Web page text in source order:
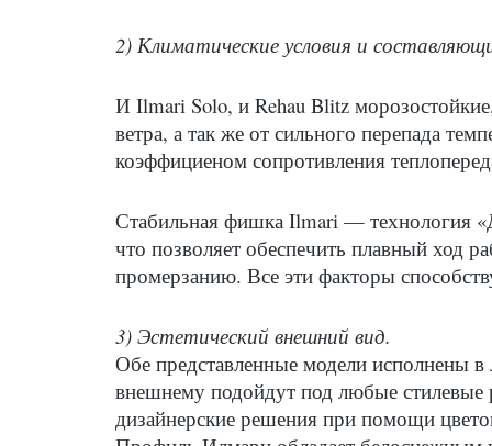
2) Климатические условия и
И Ilmari Solo, и Rehau Blitz
ветра, а так же от сильного перепада
коэффициеном сопротивления
Стабильная фишка Ilmari — технология
что позволяет обеспечить плавный ход
промерзанию. Все эти факторы
3) Эстетический внешний вид.
Обе представленные модели исполнены
внешнему подойдут под любые
дизайнерские решения при помощи